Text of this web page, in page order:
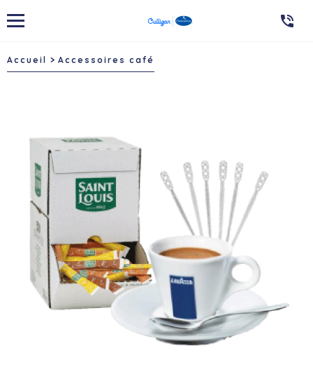

Accueil Accessoires café